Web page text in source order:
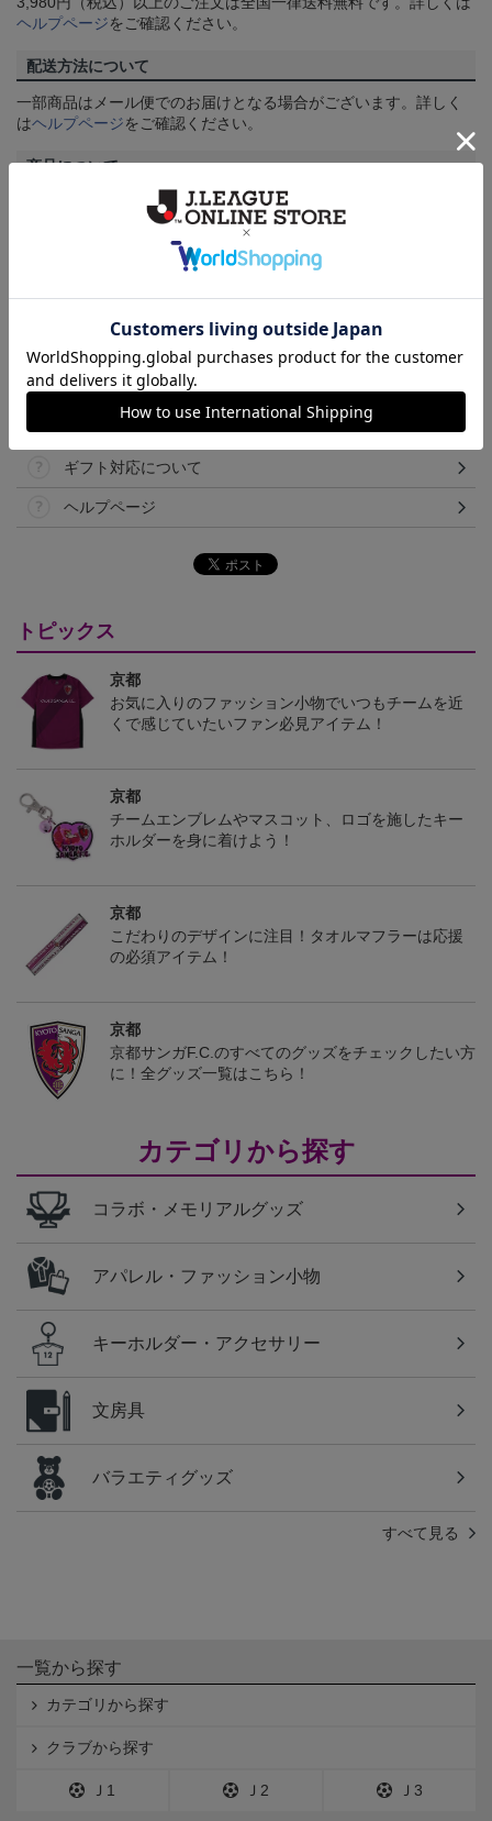
ヘルプページをご確認ください。
配送方法について
一部商品はメール便でのお届けとなる場合がございます。詳しく
はヘルプページをご確認ください。
商品について
【カラーについて】
商品画像は、お使いのパソコンのモニターおよびスマートフォン
のメーカー・機種・画面設定等により、実際の商品の色と異なっ
て見える場合がございます。あらかじめご了承ください。
取り扱い商品によっては、パッケージやデザインなどの仕様が予
告なく変更になることがございます。
その他
ギフト対応について
ヘルプページ
トピックス
京都
お気に入りのファッション小物でいつもチームを近
くで感じていたいファン必見アイテム！
京都
チームエンブレムやマスコット、ロゴを施したキー
ホルダーを身に着けよう！
京都
こだわりのデザインに注目！タオルマフラーは応援
の必須アイテム！
京都
京都サンガF.C.のすべてのグッズをチェックしたい方
に！全グッズ一覧はこちら！
カテゴリから探す
コラボ・メモリアルグッズ
アパレル・ファッション小物
キーホルダー・アクセサリー
文房具
バラエティグッズ
すべて見る
一覧から探す
カテゴリから探す
クラブから探す
Ｊ1 Ｊ2 Ｊ3